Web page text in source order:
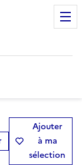
Ajouter
à ma
sélection